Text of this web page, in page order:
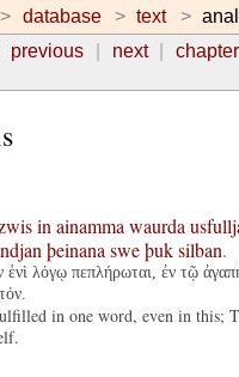
database text
previous next chapter
in ainamma waurda
þeinana sweþuksilban.
λόγῳ πεπλήρωται, ἐν τῷ
in one word, even in this;